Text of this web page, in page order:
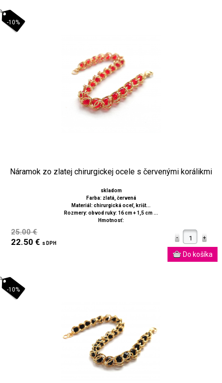
-10%
Náramok zo zlatej chirurgickej ocele s červenými korálikmi
skladom
Farba: zlatá, červená
Materiál: chirurgická oceľ, krišt...
Rozmery: obvod ruky: 16 cm + 1,5 cm ...
Hmotnosť:
25.00 €
22.50 € s DPH
-10%